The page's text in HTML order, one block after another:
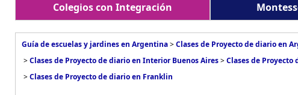
Colegios con Integración
Guía de escuelas y jardines en Argentina>Clases de Proyecto de diario en
>Clases de Proyecto de diario en Interior Buenos Aires>Clases de Proyecto
>Clases de Proyecto de diario en Franklin